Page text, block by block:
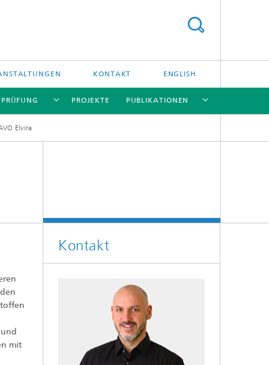
KONTAKT ENGLISH
PROJEKTE PUBLIKATIONEN
Elvira
mit
Kontakt